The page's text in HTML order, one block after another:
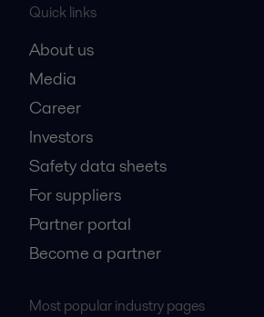
Quick links
About us
Media
Career
Investors
Safety data sheets
For suppliers
Partner portal
Become a partner
Most popular industry pages